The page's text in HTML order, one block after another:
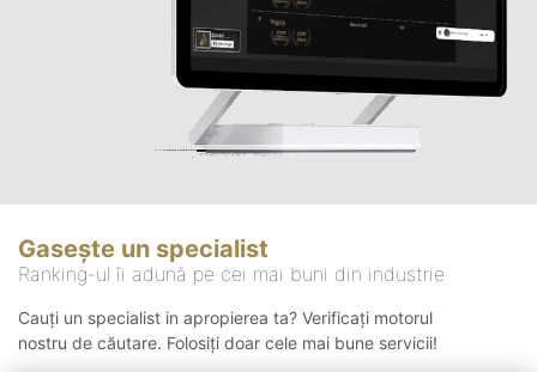
Gasește un specialist
Ranking-ul îi adună pe cei mai buni din industrie
Cauți un specialist in apropierea ta? Verificați motorul
nostru de căutare. Folosiți doar cele mai bune servicii!